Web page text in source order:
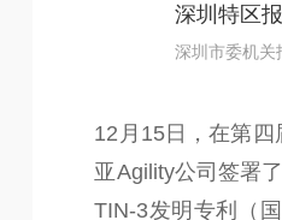
深圳特区报
深圳市委机关
12月15日，在第
亚Agility公司签署
TIN-3发明专利（